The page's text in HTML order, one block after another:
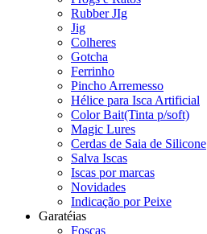
Rubber JIg
Jig
Colheres
Gotcha
Ferrinho
Pincho Arremesso
Hélice para Isca Artificial
Color Bait(Tinta p/soft)
Magic Lures
Cerdas de Saia de Silicone
Salva Iscas
Iscas por marcas
Novidades
Indicação por Peixe
Garatéias
Foscas